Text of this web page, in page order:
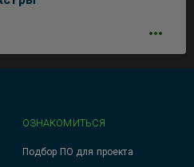
ОЗНАКОМИТЬСЯ
Подбор ПО для проекта